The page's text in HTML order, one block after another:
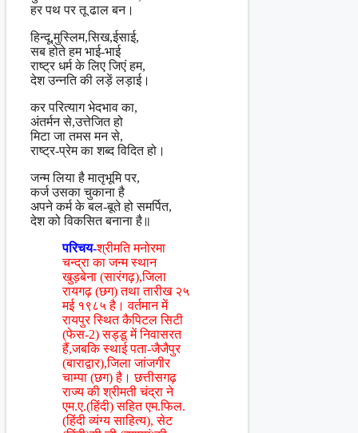
हर पथ पर तू ढाल बन।
हिन्दू,मुस्लिम,सिख,ईसाई,
सब होते हम भाई-भाई
राष्ट्र धर्म के लिए जिएं हम,
देश उन्नति की लड़ें लड़ाई।
कर परित्याग भेदभाव का,
अंतर्मन से,उत्तेजित हो
मिटा जा तमस मन से,
राष्ट्र-प्रेम का शब्द विदित हो।
जन्म लिया है मातृभूमि पर,
कर्ज उसका चुकाना है
अपने कर्म के बल-बूते हो समर्पित,
देश को विकसित बनाना है॥
परिचय-श्रीमति मनोरमा
चन्द्रा का जन्म स्थान
खुड़बेना (सारंगढ़),जिला
रायगढ़ (छग) तथा तारीख २५
मई १९८५ है। वर्तमान में
रायपुर स्थित कैपिटल सिटी
(फेस-2) सड्डू में निवासरत
हैं,जबकि स्थाई पता-जैजैपुर
(बाराद्वार),जिला जांजगीर
चाम्पा (छग) है। छत्तीसगढ़
राज्य की श्रीमती चंद्रा ने
एम.ए.(हिंदी) सहित एम.फिल.
(हिंदी व्यंग्य साहित्य), सेट